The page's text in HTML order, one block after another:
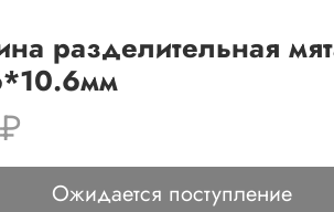
разделительная
Ожидается поступление